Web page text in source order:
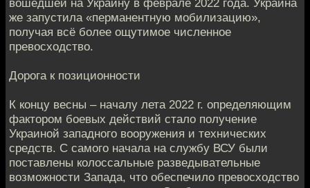
вошедшей на Украину в феврале 2022 года. Украина
же запустила «перманентную мобилизацию»,
получая всё более ощутимое численное
превосходство.
Дорога к позиционности
К концу весны – началу лета 2022 г. определяющим
фактором боевых действий стало получение
Украиной западного вооружения и технических
средств. С самого начала на службу ВСУ были
поставлены колоссальные разведывательные
возможности Запада, что обеспечило превосходство